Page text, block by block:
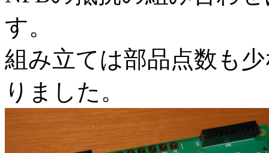
す。
組み立ては部品点数も
りました。